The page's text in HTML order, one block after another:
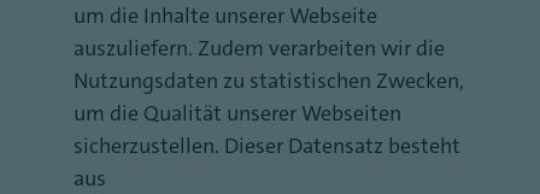
um die Inhalte unserer Webseite
auszuliefern. Zudem verarbeiten wir die
Nutzungsdaten zu statistischen Zwecken,
um die Qualität unserer Webseiten
sicherzustellen. Dieser Datensatz besteht
aus